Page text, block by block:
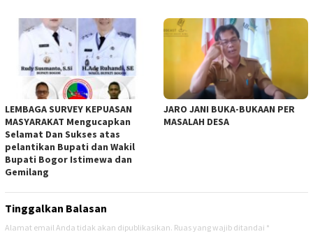
LEMBAGA SURVEY KEPUASAN
MASYARAKAT Mengucapkan
Selamat Dan Sukses atas
pelantikan Bupati dan Wakil
Bupati Bogor Istimewa dan
Gemilang
JARO JANI BUKA-BUKAAN PER
MASALAH DESA
Tinggalkan Balasan
Alamat email Anda tidak akan dipublikasikan. Ruas yang wajib ditandai *